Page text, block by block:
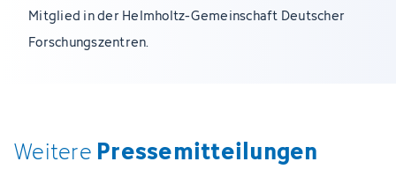
Mitglied in der Helmholtz-Gemeinschaft Deutscher
Forschungszentren.
Weitere Pressemitteilungen